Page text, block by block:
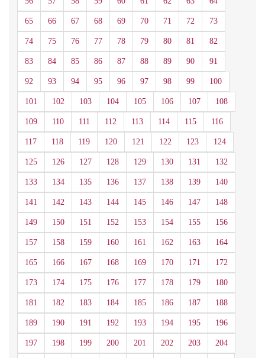
65 66 67 68 69 70 71 72 73
74 75 76 77 78 79 80 81 82
83 84 85 86 87 88 89 90 91
92 93 94 95 96 97 98 99 100
101 102 103 104 105 106 107 108
109 110 111 112 113 114 115 116
117 118 119 120 121 122 123 124
125 126 127 128 129 130 131 132
133 134 135 136 137 138 139 140
141 142 143 144 145 146 147 148
149 150 151 152 153 154 155 156
157 158 159 160 161 162 163 164
165 166 167 168 169 170 171 172
173 174 175 176 177 178 179 180
181 182 183 184 185 186 187 188
189 190 191 192 193 194 195 196
197 198 199 200 201 202 203 204